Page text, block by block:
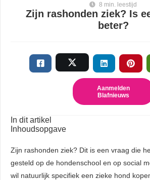
8 min. leestijd
Zijn rashonden ziek? Is
beter?
Aanmelden
Blafnieuws
In dit artikel
Inhoudsopgave
Zijn rashonden ziek? Dit is een vraag die
gesteld op de hondenschool en op social
wil natuurlijk specifiek een zieke hond